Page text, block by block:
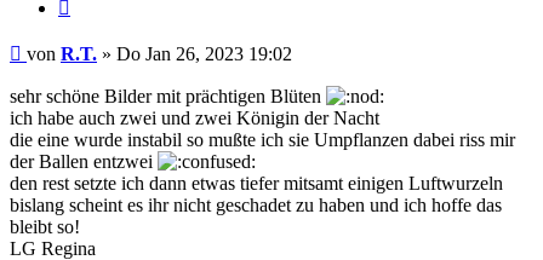
Beitrag
von R.T. » Do Jan 26, 2023 19:02
sehr schöne Bilder mit prächtigen Blüten
ich habe auch zwei und zwei Königin der Nacht
die eine wurde instabil so mußte ich sie Umpflanzen dabei riss mir
der Ballen entzwei
den rest setzte ich dann etwas tiefer mitsamt einigen Luftwurzeln
bislang scheint es ihr nicht geschadet zu haben und ich hoffe das
bleibt so!
LG Regina